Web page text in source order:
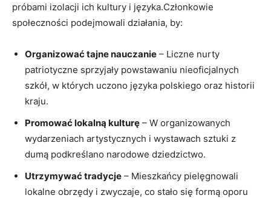
próbami izolacji ich kultury i języka.Członkowie
społeczności podejmowali działania, by:
Organizować tajne nauczanie – Liczne nurty
patriotyczne sprzyjały powstawaniu nieoficjalnych
szkół, w których uczono języka polskiego oraz historii
kraju.
Promować lokalną kulturę – W organizowanych
wydarzeniach artystycznych i wystawach sztuki z
dumą podkreślano narodowe dziedzictwo.
Utrzymywać tradycje – Mieszkańcy pielęgnowali
lokalne obrzędy i zwyczaje, co stało się formą oporu